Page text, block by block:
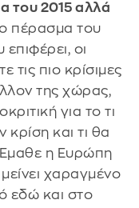
του 2015 αλλά
πέρασμα του
οι
τις πιο κρίσιμες
της χώρας,
για το τι
και τι θα
η Ευρώπη
χαραγμένο
εδώ και στο